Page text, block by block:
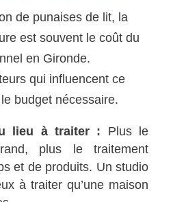
de punaises de lit, la
est souvent le coût du
en Gironde.
qui influencent ce
budget nécessaire.
lieu à traiter : Plus le
plus le traitement
et de produits. Un studio
à traiter qu’une maison